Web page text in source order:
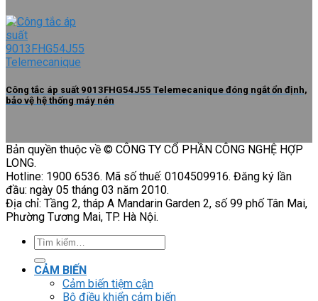
Công tắc áp suất 9013FHG54J55 Telemecanique đóng ngắt ổn định,
bảo vệ hệ thống máy nén
Bản quyền thuộc về © CÔNG TY CỔ PHẦN CÔNG NGHỆ HỢP
LONG.
Hotline: 1900 6536. Mã số thuế: 0104509916. Đăng ký lần
đầu: ngày 05 tháng 03 năm 2010.
Địa chỉ: Tầng 2, tháp A Mandarin Garden 2, số 99 phố Tân Mai,
Phường Tương Mai, TP. Hà Nội.
Tìm
kiếm:
CẢM BIẾN
Cảm biến tiệm cận
Bộ điều khiển cảm biến